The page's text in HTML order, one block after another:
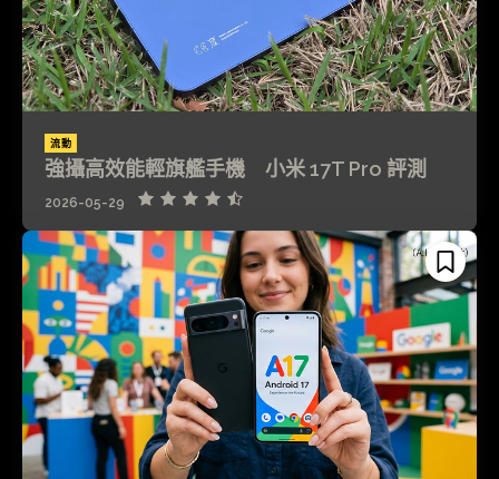
流動
強攝高效能輕旗艦手機 小米 17T Pro 評測
2026-05-29